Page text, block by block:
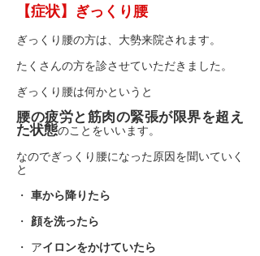
【症状】ぎっくり腰
ぎっくり腰の方は、大勢来院されます。
たくさんの方を診させていただきました。
ぎっくり腰は何かというと
腰の疲労と筋肉の緊張が限界を超え
た状態のことをいいます。
なのでぎっくり腰になった原因を聞いていく
と
・ 車から降りたら
・ 顔を洗ったら
・ アイロンをかけていたら